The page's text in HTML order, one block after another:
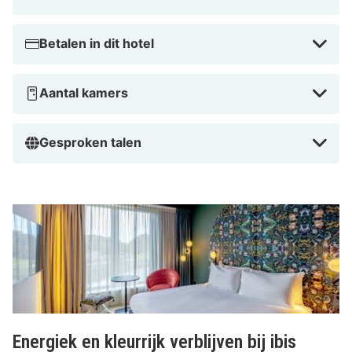
Betalen in dit hotel
Aantal kamers
Gesproken talen
Energiek en kleurrijk verblijven bij ibis